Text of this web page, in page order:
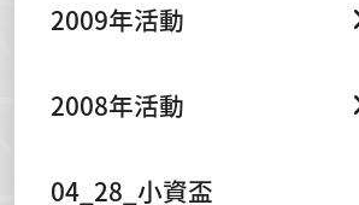
2009年活動
2008年活動
04_28_小資盃